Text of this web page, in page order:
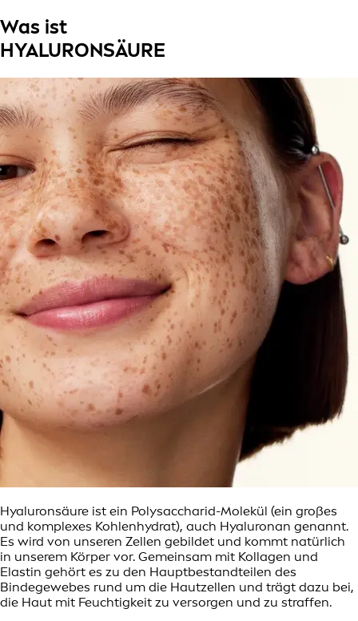
Was ist
HYALURONSÄURE
Hyaluronsäure ist ein Polysaccharid-Molekül (ein großes
und komplexes Kohlenhydrat), auch Hyaluronan genannt.
Es wird von unseren Zellen gebildet und kommt natürlich
in unserem Körper vor. Gemeinsam mit Kollagen und
Elastin gehört es zu den Hauptbestandteilen des
Bindegewebes rund um die Hautzellen und trägt dazu bei,
die Haut mit Feuchtigkeit zu versorgen und zu straffen.